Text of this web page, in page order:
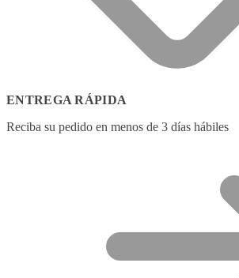
ENTREGA RÁPIDA
Reciba su pedido en menos de 3 días hábiles